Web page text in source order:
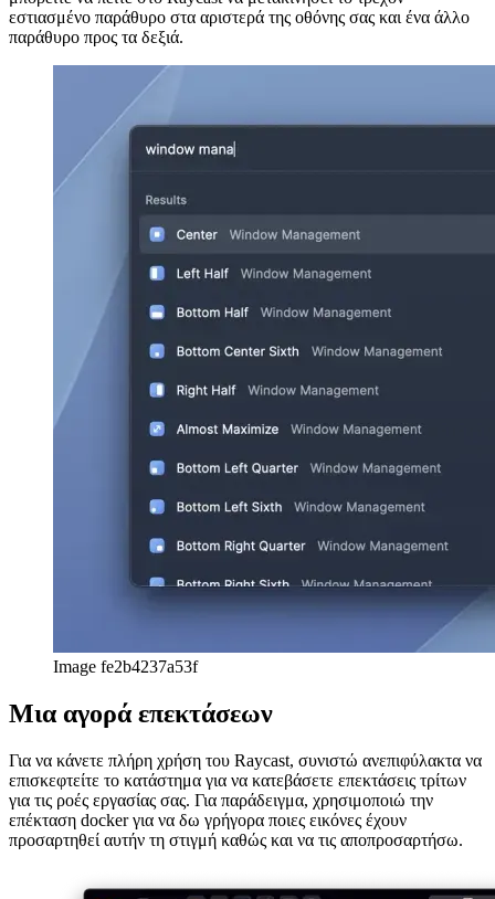
Μενού εντολών Chrome & Edge DevTools
πλοηγηθείτε στο DevTools σαν χρήστης ενέργειας
οθόνη σας iOS στο Mac σας